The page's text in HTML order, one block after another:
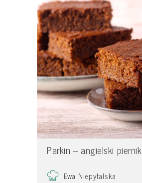
Parkin – angielski piernik
Ewa Niepytalska